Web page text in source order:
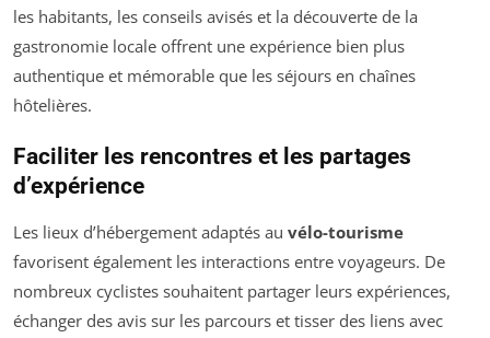
les habitants, les conseils avisés et la découverte de la
gastronomie locale offrent une expérience bien plus
authentique et mémorable que les séjours en chaînes
hôtelières.
Faciliter les rencontres et les partages
d’expérience
Les lieux d’hébergement adaptés au vélo-tourisme
favorisent également les interactions entre voyageurs. De
nombreux cyclistes souhaitent partager leurs expériences,
échanger des avis sur les parcours et tisser des liens avec